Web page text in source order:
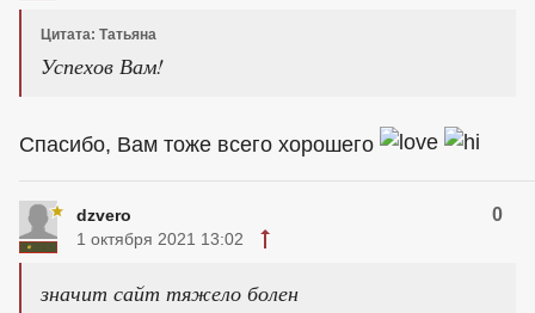
Цитата: Татьяна
Успехов Вам!
Спасибо, Вам тоже всего хорошего
dzvero 0
1 октября 2021 13:02
значит сайт тяжело болен